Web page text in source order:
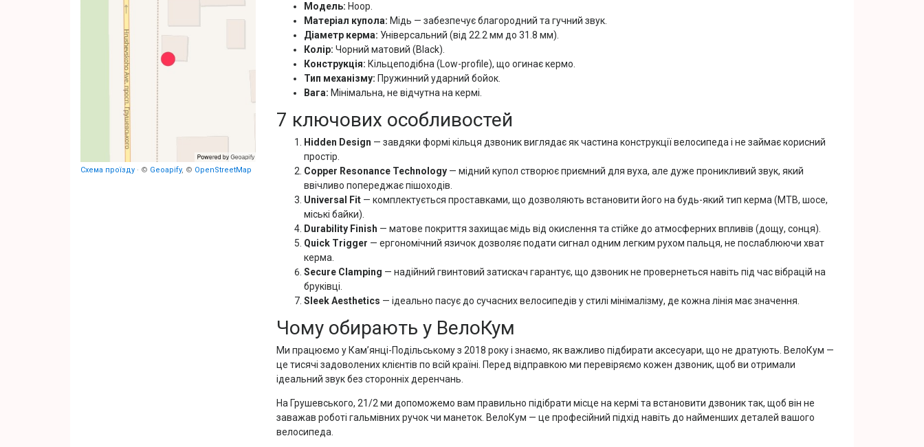
Схема проїзду · © Geoapify, © OpenStreetMap
Модель: Hoop.
Матеріал купола: Мідь — забезпечує благородний та гучний звук.
Діаметр керма: Універсальний (від 22.2 мм до 31.8 мм).
Колір: Чорний матовий (Black).
Конструкція: Кільцеподібна (Low-profile), що огинає кермо.
Тип механізму: Пружинний ударний бойок.
Вага: Мінімальна, не відчутна на кермі.
7 ключових особливостей
Hidden Design — завдяки формі кільця дзвоник виглядає як частина конструкції велосипеда і не займає корисний
простір.
Copper Resonance Technology — мідний купол створює приємний для вуха, але дуже проникливий звук, який
ввічливо попереджає пішоходів.
Universal Fit — комплектується проставками, що дозволяють встановити його на будь-який тип керма (MTB, шосе,
міські байки).
Durability Finish — матове покриття захищає мідь від окислення та стійке до атмосферних впливів (дощу, сонця).
Quick Trigger — ергономічний язичок дозволяє подати сигнал одним легким рухом пальця, не послаблюючи хват
керма.
Secure Clamping — надійний гвинтовий затискач гарантує, що дзвоник не провернеться навіть під час вібрацій на
бруківці.
Sleek Aesthetics — ідеально пасує до сучасних велосипедів у стилі мінімалізму, де кожна лінія має значення.
Чому обирають у ВелоКум
Ми працюємо у Кам’янці-Подільському з 2018 року і знаємо, як важливо підбирати аксесуари, що не дратують. ВелоКум —
це тисячі задоволених клієнтів по всій країні. Перед відправкою ми перевіряємо кожен дзвоник, щоб ви отримали
ідеальний звук без сторонніх деренчань.
На Грушевського, 21/2 ми допоможемо вам правильно підібрати місце на кермі та встановити дзвоник так, щоб він не
заважав роботі гальмівних ручок чи манеток. ВелоКум — це професійний підхід навіть до найменших деталей вашого
велосипеда.